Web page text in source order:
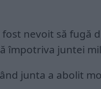
nevoit să fugă
împotriva juntei
junta a abolit